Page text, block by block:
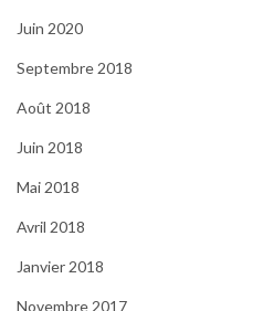
Juin 2020
Septembre 2018
Août 2018
Juin 2018
Mai 2018
Avril 2018
Janvier 2018
Novembre 2017